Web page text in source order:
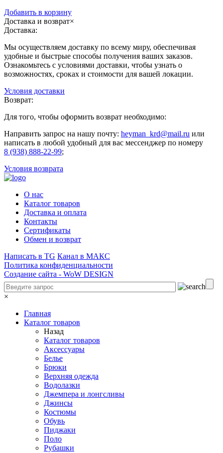
Добавить в корзину
Доставка и возврат×
Доставка:
Мы осуществляем доставку по всему миру, обеспечивая
удобные и быстрые способы получения ваших заказов.
Ознакомьтесь с условиями доставки, чтобы узнать о
возможностях, сроках и стоимости для вашей локации.
Условия доставки
Возврат:
Для того, чтобы оформить возврат необходимо:
Направить запрос на нашу почту: heyman_krd@mail.ru или
написать в любой удобный для вас мессенджер по номеру
8 (938) 888-22-99;
Условия возврата
О нас
Каталог товаров
Доставка и оплата
Контакты
Сертификаты
Обмен и возврат
Написать в TG Канал в МАКС
Политика конфиденциальности
Создание сайта - WoW DESIGN
×
Главная
Каталог товаров
Назад
Каталог товаров
Аксессуары
Белье
Брюки
Верхняя одежда
Водолазки
Джемпера и лонгсливы
Джинсы
Костюмы
Обувь
Пиджаки
Поло
Рубашки